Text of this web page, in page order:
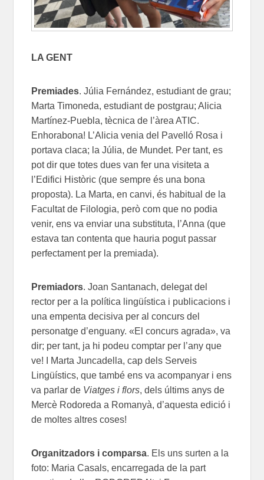
LA GENT
Premiades. Júlia Fernández, estudiant de grau;
Marta Timoneda, estudiant de postgrau; Alicia
Martínez-Puebla, tècnica de l’àrea ATIC.
Enhorabona! L’Alicia venia del Pavelló Rosa i
portava claca; la Júlia, de Mundet. Per tant, es
pot dir que totes dues van fer una visiteta a
l’Edifici Històric (que sempre és una bona
proposta). La Marta, en canvi, és habitual de la
Facultat de Filologia, però com que no podia
venir, ens va enviar una substituta, l’Anna (que
estava tan contenta que hauria pogut passar
perfectament per la premiada).
Premiadors. Joan Santanach, delegat del
rector per a la política lingüística i publicacions i
una empenta decisiva per al concurs del
personatge d’enguany. «El concurs agrada», va
dir; per tant, ja hi podeu comptar per l’any que
ve! I Marta Juncadella, cap dels Serveis
Lingüístics, que també ens va acompanyar i ens
va parlar de Viatges i flors, dels últims anys de
Mercè Rodoreda a Romanyà, d’aquesta edició i
de moltes altres coses!
Organitzadors i comparsa. Els uns surten a la
foto: Maria Casals, encarregada de la part